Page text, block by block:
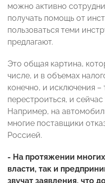
можно активно
получать помощь от
пользоваться теми
предлагают.
Это общая картина,
числе, и в объемах
конечно, и исключения
перестроиться, и
Например, на
многие поставщики
Россией.
- На протяжении
власти, так и
звучат заявления, что